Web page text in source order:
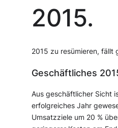
2015.
2015 zu resümieren, fällt
Geschäftliches
Aus geschäftlicher Sicht
erfolgreiches Jahr
Umsatzziele um 20 %